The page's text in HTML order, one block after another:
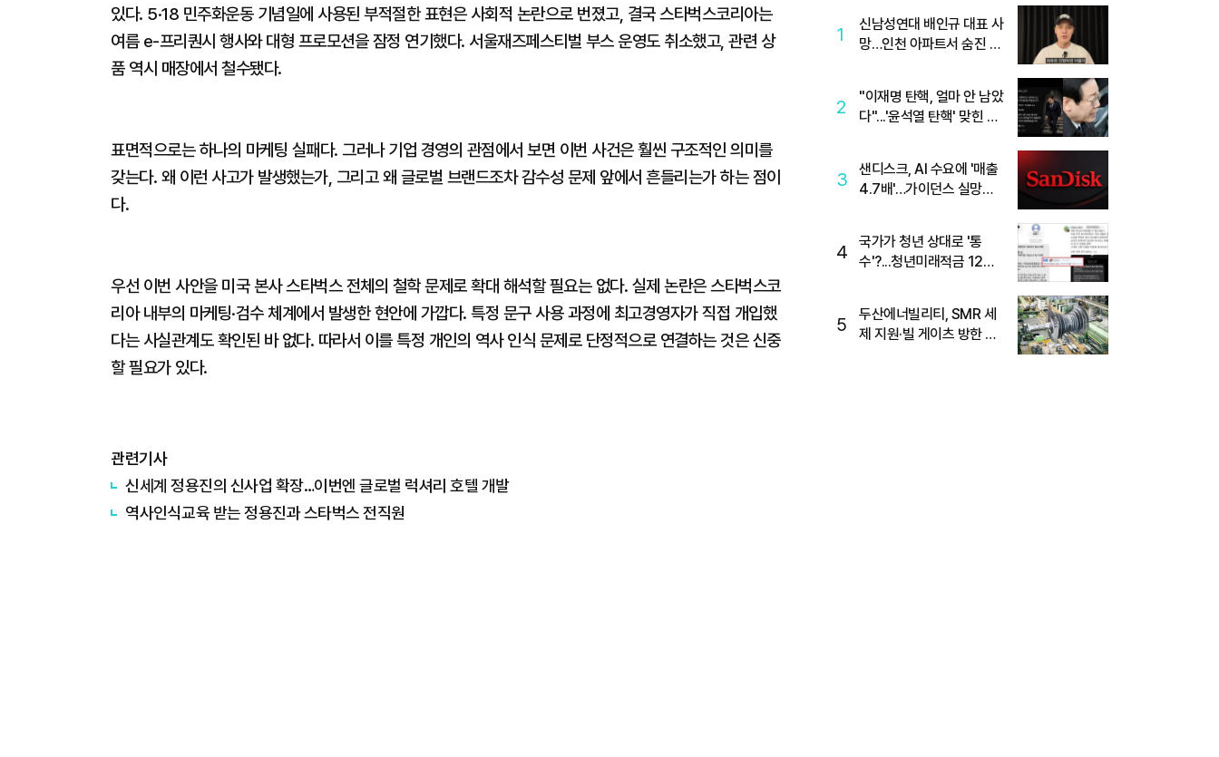
있다. 5·18 민주화운동 기념일에 사용된 부적절한 표현은 사회적 논란으로 번졌고, 결국 스타벅스코리아는
여름 e-프리퀀시 행사와 대형 프로모션을 잠정 연기했다. 서울재즈페스티벌 부스 운영도 취소했고, 관련 상
품 역시 매장에서 철수됐다.
표면적으로는 하나의 마케팅 실패다. 그러나 기업 경영의 관점에서 보면 이번 사건은 훨씬 구조적인 의미를
갖는다. 왜 이런 사고가 발생했는가, 그리고 왜 글로벌 브랜드조차 감수성 문제 앞에서 흔들리는가 하는 점이
다.
우선 이번 사안을 미국 본사 스타벅스 전체의 철학 문제로 확대 해석할 필요는 없다. 실제 논란은 스타벅스코
리아 내부의 마케팅·검수 체계에서 발생한 현안에 가깝다. 특정 문구 사용 과정에 최고경영자가 직접 개입했
다는 사실관계도 확인된 바 없다. 따라서 이를 특정 개인의 역사 인식 문제로 단정적으로 연결하는 것은 신중
할 필요가 있다.
관련기사
신세계 정용진의 신사업 확장…이번엔 글로벌 럭셔리 호텔 개발
역사인식교육 받는 정용진과 스타벅스 전직원
1
신남성연대 배인규 대표 사
망…인천 아파트서 숨진 채
2
"이재명 탄핵, 얼마 안 남았
다"...'윤석열 탄핵' 맞힌 무
3
샌디스크, AI 수요에 '매출
4.7배'…가이던스 실망에
4
국가가 청년 상대로 '통
수'?...청년미래적금 12%
5
두산에너빌리티, SMR 세
제 지원·빌 게이츠 방한 기